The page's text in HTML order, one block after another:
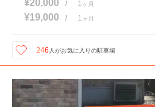
¥20,000 / 1 ヶ月
¥19,000 / 1 ヶ月
246 人がお気に入りの駐車場